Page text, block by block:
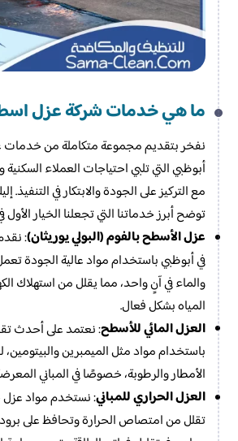
ما هي خدمات شركة عزل
نفخر بتقديم مجموعة متكاملة من خدمات
أبوظبي التي تلبي احتياجات العملاء السكنية
مع التركيز على الجودة والابتكار في التنفيذ.
توضح أبرز خدماتنا التي تجعلنا الخيار
عزل الأسطح بالفوم (البولي يوريثان):
في أبوظبي باستخدام مواد عالية الجودة
والماء في آنٍ واحد، مما يقلل من استهلاك
المياه بشكل فعال.
العزل المائي للأسطح: نعتمد على أحدث
باستخدام مواد مثل الميمبرين
الأمطار والرطوبة، خصوصًا في المباني
العزل الحراري للمباني: نستخدم مواد
تقلل من امتصاص الحرارة وتحافظ على